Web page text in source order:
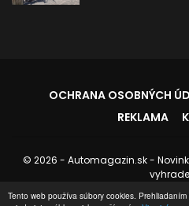
Tento web používa súbory cookies. Prehliadaním
OCHRANA OSOBNÝCH
REKLAMA
© 2026 - Automagazin.sk -
Stránku spravuje: